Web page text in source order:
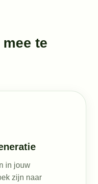
te
in jouw
zijn naar